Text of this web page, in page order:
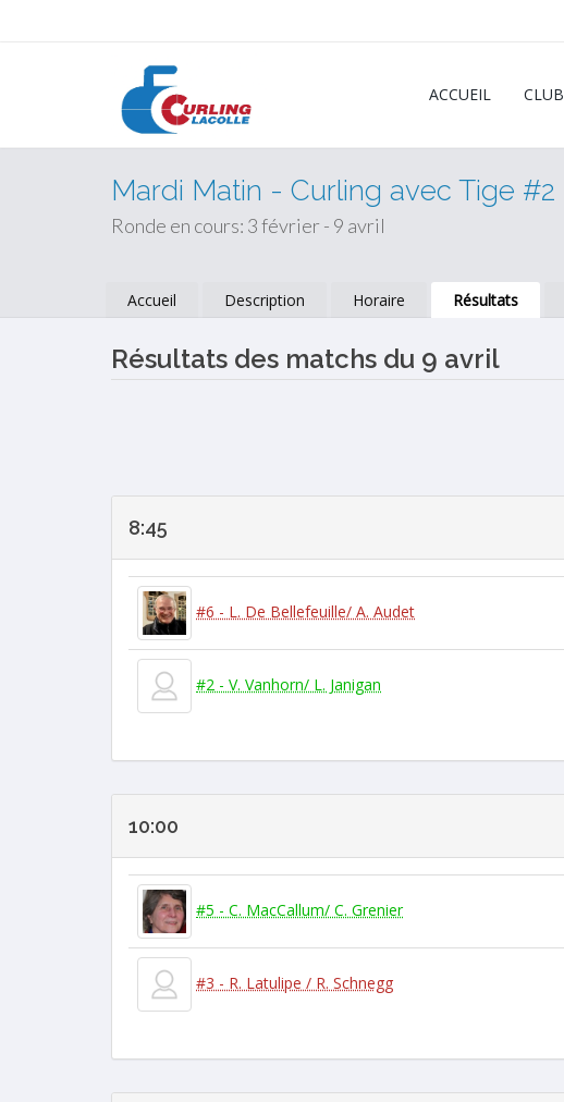
ACCUEIL CLUB
Mardi Matin - Curling avec Tige #2
Ronde en cours: 3 février - 9 avril
Accueil Description Horaire Résultats
Résultats des matchs du 9 avril
8:45
#6 - L. De Bellefeuille/ A. Audet
#2 - V. Vanhorn/ L. Janigan
10:00
#5 - C. MacCallum/ C. Grenier
#3 - R. Latulipe / R. Schnegg